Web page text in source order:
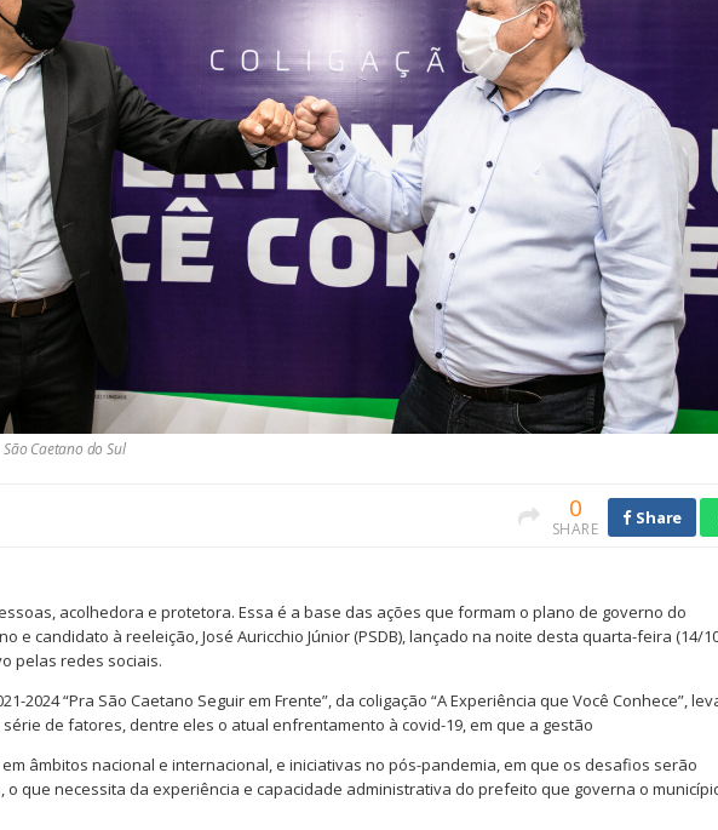
Caetano do Sul
0
SHARE
Share
acolhedora e protetora. Essa é a base das ações que formam o plano de governo do
e candidato à reeleição, José Auricchio Júnior (PSDB), lançado na noite desta quarta-feira (14/
pelas redes sociais.
2024 “Pra São Caetano Seguir em Frente”, da coligação “A Experiência que Você Conhece”,
de fatores, dentre eles o atual enfrentamento à covid-19, em que a gestão
âmbitos nacional e internacional, e iniciativas no pós-pandemia, em que os desafios serão
o que necessita da experiência e capacidade administrativa do prefeito que governa o